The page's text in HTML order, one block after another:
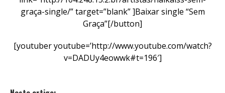
graça-single/” target=”blank” ]Baixar single “Sem
Graça”[/button]
[youtuber youtube=’http://www.youtube.com/watch?
v=DADUy4eowwk#t=196′]